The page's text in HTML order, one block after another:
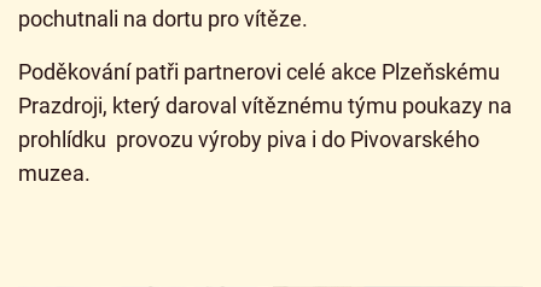
pochutnali na dortu pro vítěze.
Poděkování patři partnerovi celé akce Plzeňskému
Prazdroji, který daroval vítěznému týmu poukazy na
prohlídku provozu výroby piva i do Pivovarského
muzea.